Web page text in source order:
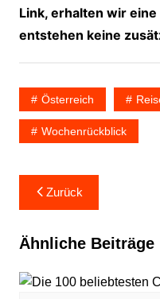
Link, erhalten wir eine
entstehen keine
Österreich
Wochenrückblick
Zurück
Ähnliche Beiträge